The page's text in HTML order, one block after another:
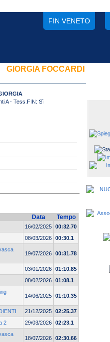
FIN VENETO
GIORGIA FOCCARDI
A - Tess.FIN: Sì
Data Tempo
16/02/2025 00:32.70
08/03/2026 00:30.1
19/07/2026 00:31.78
03/01/2026 01:10.85
08/02/2026 01:08.1
14/06/2025 01:10.35
21/12/2025 02:25.37
2 29/03/2026 02:23.1
18/07/2026 02:30.66